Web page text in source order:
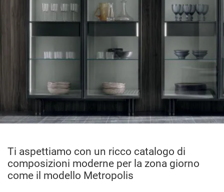
Ti aspettiamo con un ricco catalogo di
composizioni moderne per la zona giorno
come il modello Metropolis